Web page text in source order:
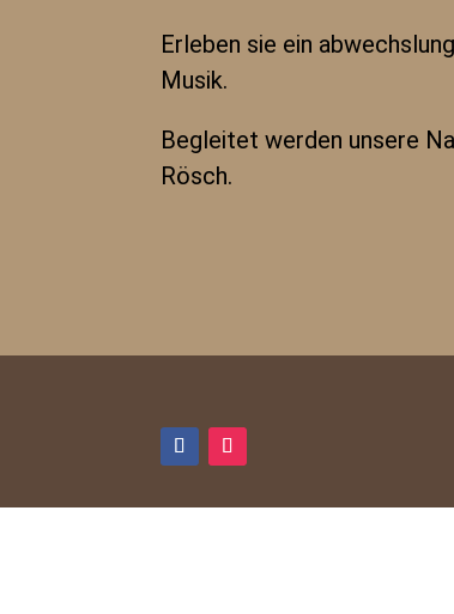
Erleben sie ein
Musik.
Begleitet werden unsere
Rösch.